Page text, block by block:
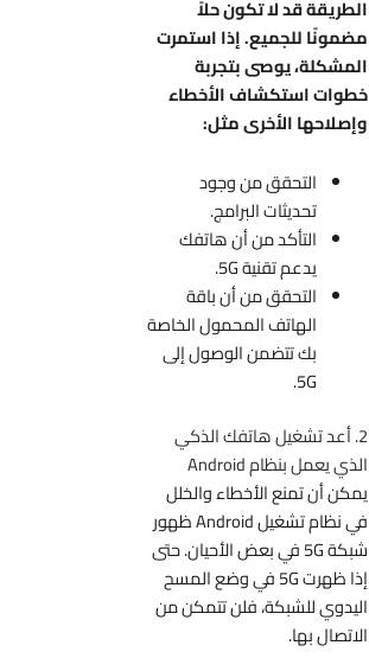
الطريقة قد لا تكون حلاً
مضمونًا للجميع. إذا استمرت
المشكلة، يوصى بتجربة
خطوات استكشاف الأخطاء
وإصلاحها الأخرى مثل:
التحقق من وجود
تحديثات البرامج.
التأكد من أن هاتفك
يدعم تقنية 5G.
التحقق من أن باقة
الهاتف المحمول الخاصة
بك تتضمن الوصول إلى
5G.
2. أعد تشغيل هاتفك الذكي
الذي يعمل بنظام Android
يمكن أن تمنع الأخطاء والخلل
في نظام تشغيل Android ظهور
شبكة 5G في بعض الأحيان. حتى
إذا ظهرت 5G في وضع المسح
اليدوي للشبكة، فلن تتمكن من
الاتصال بها.